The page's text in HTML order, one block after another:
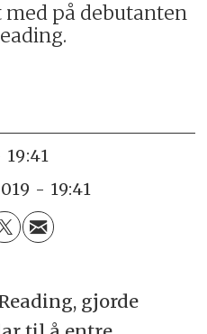
på debutanten
19:41
- 19:41
gjorde